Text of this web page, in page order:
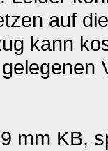
auf
kann
mm KB,